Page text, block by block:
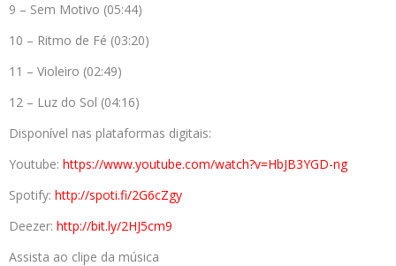
9 – Sem Motivo (05:44)
10 – Ritmo de Fé (03:20)
11 – Violeiro (02:49)
12 – Luz do Sol (04:16)
Disponível nas plataformas digitais:
Youtube: https://www.youtube.com/watch?v=HbJB3YGD-ng
Spotify: http://spoti.fi/2G6cZgy
Deezer: http://bit.ly/2HJ5cm9
Assista ao clipe da música